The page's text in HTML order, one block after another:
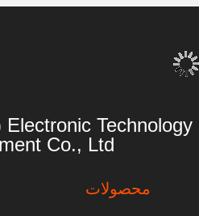
Technology
Co., Ltd.
محصولات